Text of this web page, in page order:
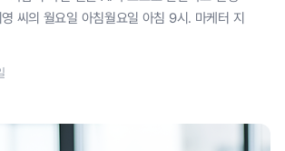
씨의 월요일 아침월요일 아침 9시. 마케터 지